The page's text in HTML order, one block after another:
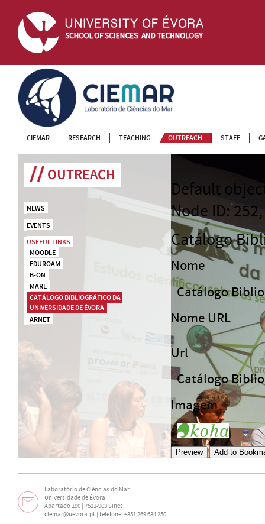
CIEMAR
CIEMAR RESEARCH TEACHING OUTREACH STAFF
OUTREACH
NEWS
EVENTS
USEFUL LINKS
MOODLE
EDUROAM
B-ON
MARE
CATÁLOGO BIBLIOGRÁFICO DA
UNIVERSIDADE DE ÉVORA
ARNET
Default
Node ID:
Catálogo
Nome
Catálogo
Nome URL
Url
Catálogo
Imagem
Laboratório de Ciências do Mar
Universidade de Évora
Apartado 190 | 7521-903 Sines
ciemar@uevora.pt | telefone: +351 269 634 250